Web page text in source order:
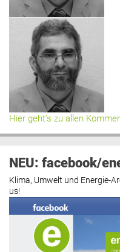
Hier geht’s zu allen
NEU: facebook/
Klima, Umwelt und Energie-
us!